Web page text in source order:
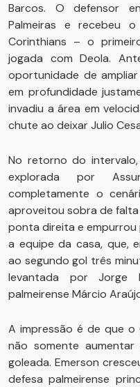
Barcos. O defensor
Palmeiras e recebeu
Corinthians – o
jogada com Deola.
oportunidade de
em profundidade
invadiu a área em
chute ao deixar Julio
No retorno do
explorada por
completamente o
aproveitou sobra de
ponta direita e empurrou
a equipe da casa, que,
ao segundo gol três
levantada por Jorge
palmeirense Márcio
A impressão é de que
não somente
goleada. Emerson
defesa palmeirense